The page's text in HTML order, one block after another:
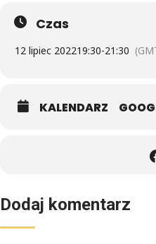
Czas
12 lipiec 202219:30-21:30
KALENDARZ
Dodaj komentarz